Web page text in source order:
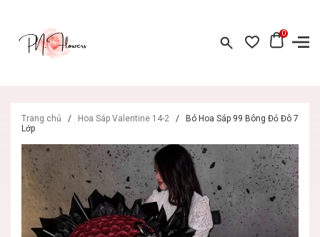
0
Trang chủ / Hoa Sáp Valentine 14-2 /
Bó Hoa Sáp 99 Bông Đỏ Đô 7
Lớp